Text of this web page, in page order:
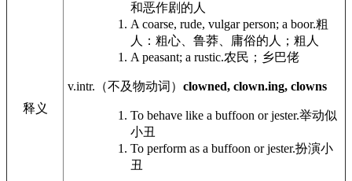
释义
和恶作剧的人
A coarse, rude, vulgar person; a boor.粗
人：粗心、鲁莽、庸俗的人；粗人
A peasant; a rustic.农民；乡巴佬
v.intr. （不及物动词） clowned, clown.ing, clowns
To behave like a buffoon or jester.举动似
小丑
To perform as a buffoon or jester.扮演小
丑